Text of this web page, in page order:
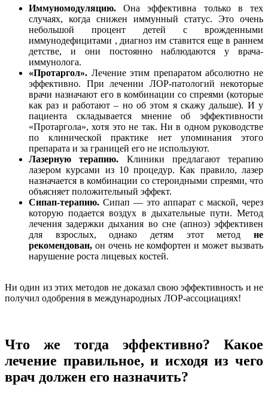
Иммуномодуляцию. Она эффективна только в тех
случаях, когда снижен иммунный статус. Это очень
небольшой процент детей с врожденными
иммунодефицитами , диагноз им ставится еще в раннем
детстве, и они постоянно наблюдаются у врача-
иммунолога.
«Протаргол». Лечение этим препаратом абсолютно не
эффективно. При лечении ЛОР-патологий некоторые
врачи назначают его в комбинации со спреями (которые
как раз и работают – но об этом я скажу дальше). И у
пациента складывается мнение об эффективности
«Протаргола», хотя это не так. Ни в одном руководстве
по клинической практике нет упоминания этого
препарата и за границей его не используют.
Лазерную терапию. Клиники предлагают терапию
лазером курсами из 10 процедур. Как правило, лазер
назначается в комбинации со стероидными спреями, что
объясняет положительный эффект.
Сипап-терапию. Сипап — это аппарат с маской, через
которую подается воздух в дыхательные пути. Метод
лечения задержки дыхания во сне (апноэ) эффективен
для взрослых, однако детям этот метод не
рекомендован, он очень не комфортен и может вызвать
нарушение роста лицевых костей.
Ни один из этих методов не доказал свою эффективность и не
получил одобрения в международных ЛОР-ассоциациях!
Что же тогда эффективно? Какое
лечение правильное, и исходя из чего
врач должен его назначить?